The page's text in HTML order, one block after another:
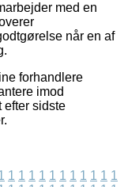
med en
når en af
forhandlere
imod
efter sidste
1 1 1 1 1 1 1 1 1 1 1